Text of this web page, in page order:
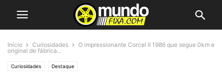
Início Curiosidades
O impressionante Corcel II 1986 que segue 0km e
original de fábrica...
Curiosidades Destaque